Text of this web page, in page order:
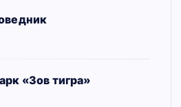
«Зов тигра»